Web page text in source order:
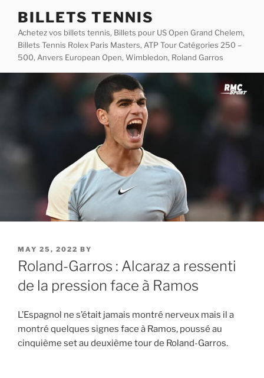
content
BILLETS TENNIS
Achetez vos billets tennis, Billets pour US Open Grand Chelem,
Billets Tennis Rolex Paris Masters, ATP Tour Catégories 250 –
500, Anvers European Open, Wimbledon, Roland Garros
POSTED
ON
MAY 25, 2022 BY
Roland-Garros : Alcaraz a ressenti
de la pression face à Ramos
L’Espagnol ne s’était jamais montré nerveux mais il a
montré quelques signes face à Ramos, poussé au
cinquième set au deuxième tour de Roland-Garros.